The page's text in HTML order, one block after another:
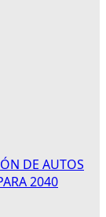
DE AUTOS
2040